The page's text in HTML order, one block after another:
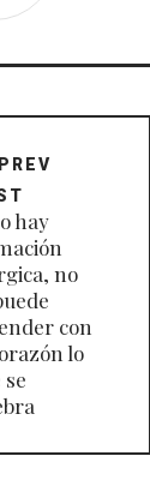
PREV
hay
no
con
lo
se